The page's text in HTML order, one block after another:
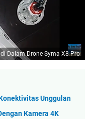
Dalam Drone Syma X8 Pro
Unggulan
Kamera 4K